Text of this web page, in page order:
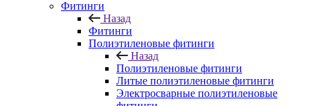
Фитинги
Назад
Фитинги
Полиэтиленовые фитинги
Назад
Полиэтиленовые фитинги
Литые полиэтиленовые фитинги
Электросварные полиэтиленовые